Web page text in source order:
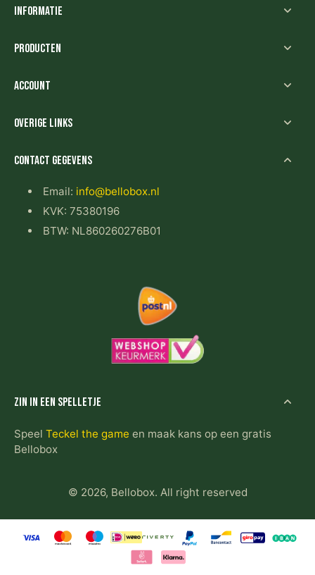
Informatie
Producten
Account
Overige links
Contact gegevens
Email: info@bellobox.nl
KVK: 75380196
BTW: NL860260276B01
Zin in een spelletje
Speel Teckel the game en maak kans op een gratis
Bellobox
© 2026, Bellobox. All right reserved